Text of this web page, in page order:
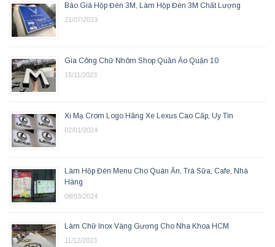
Báo Giá Hộp Đèn 3M, Làm Hộp Đèn 3M Chất Lượng
21/07/2023
Gia Công Chữ Nhôm Shop Quần Áo Quận 10
15/11/2023
Xi Mạ Crom Logo Hãng Xe Lexus Cao Cấp, Uy Tín
02/01/2024
Làm Hộp Đèn Menu Cho Quán Ăn, Trà Sữa, Cafe, Nhà
Hàng
08/03/2024
Làm Chữ Inox Vàng Gương Cho Nha Khoa HCM
11/12/2023